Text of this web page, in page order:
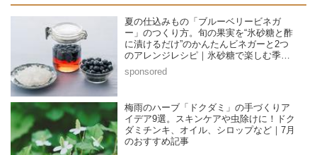
夏の仕込みもの「ブルーベリービネガ
ー」のつくり方。旬の果実を“氷砂糖と酢
に漬けるだけ”のかんたんビネガーと2つ
のアレンジレシピ｜氷砂糖で楽しむ季節
の家仕事／榎本美沙さん
梅雨のハーブ「ドクダミ」の手づくりア
イデア9選。スキンケアや虫除けに！ドク
ダミチンキ、オイル、シロップなど｜7月
のおすすめ記事